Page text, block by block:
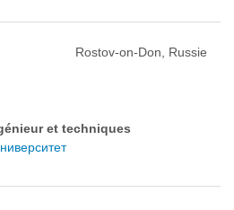
Rostov-on-Don, Russie
et techniques